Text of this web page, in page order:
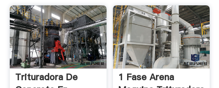
Trituradora De
1 Fase Arena